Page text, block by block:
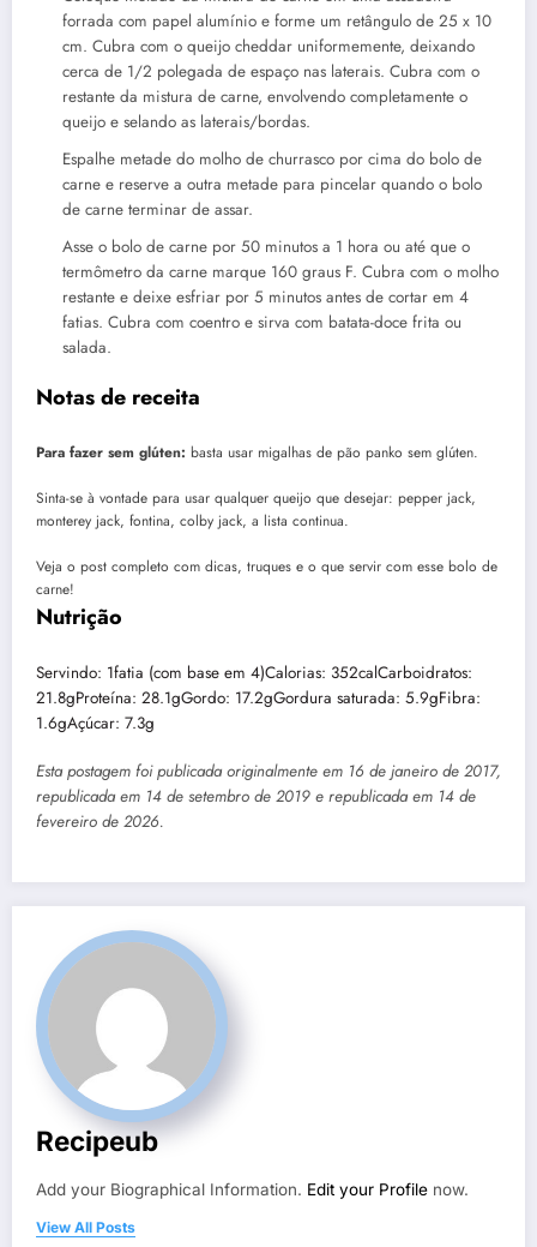
forrada com papel alumínio e forme um retângulo de 25 x 10
cm. Cubra com o queijo cheddar uniformemente, deixando
cerca de 1/2 polegada de espaço nas laterais. Cubra com o
restante da mistura de carne, envolvendo completamente o
queijo e selando as laterais/bordas.
Espalhe metade do molho de churrasco por cima do bolo de
carne e reserve a outra metade para pincelar quando o bolo
de carne terminar de assar.
Asse o bolo de carne por 50 minutos a 1 hora ou até que o
termômetro da carne marque 160 graus F. Cubra com o molho
restante e deixe esfriar por 5 minutos antes de cortar em 4
fatias. Cubra com coentro e sirva com batata-doce frita ou
salada.
Notas de receita
Para fazer sem glúten: basta usar migalhas de pão panko sem glúten.
Sinta-se à vontade para usar qualquer queijo que desejar: pepper jack,
monterey jack, fontina, colby jack, a lista continua.
Veja o post completo com dicas, truques e o que servir com esse bolo de
carne!
Nutrição
Servindo: 1fatia (com base em 4)Calorias: 352calCarboidratos:
21.8gProteína: 28.1gGordo: 17.2gGordura saturada: 5.9gFibra:
1.6gAçúcar: 7.3g
Esta postagem foi publicada originalmente em 16 de janeiro de 2017,
republicada em 14 de setembro de 2019 e republicada em 14 de
fevereiro de 2026.
Recipeub
Add your Biographical Information. Edit your Profile now.
View All Posts